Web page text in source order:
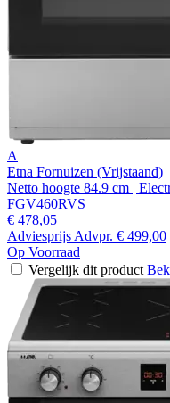
A
Etna Fornuizen (Vrijstaand)
Netto hoogte 84.9 cm |
FGV460RVS
€ 478,05
Adviesprijs Advpr. € 499,00
Op Voorraad
Vergelijk dit product